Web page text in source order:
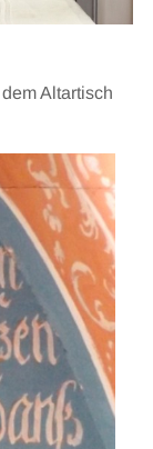
Altartisch